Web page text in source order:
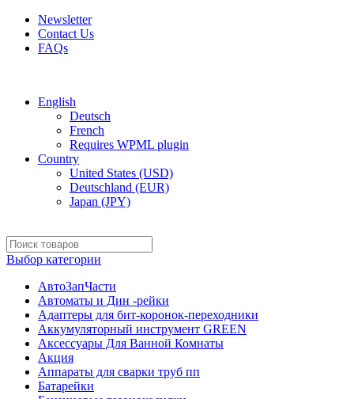
Newsletter
Contact Us
FAQs
English
Deutsch
French
Requires WPML plugin
Country
United States (USD)
Deutschland (EUR)
Japan (JPY)
Выбор категории
АвтоЗапЧасти
Автоматы и Дин -рейки
Адаптеры для бит-коронок-переходники
Аккумуляторный инструмент GREEN
Аксессуары Для Ванной Комнаты
Акция
Аппараты для сварки труб пп
Батарейки